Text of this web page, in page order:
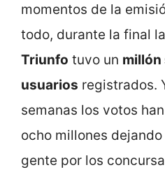
momentos de la
todo, durante la final
Triunfo tuvo un millón
usuarios registrados.
semanas los votos
ocho millones
gente por los